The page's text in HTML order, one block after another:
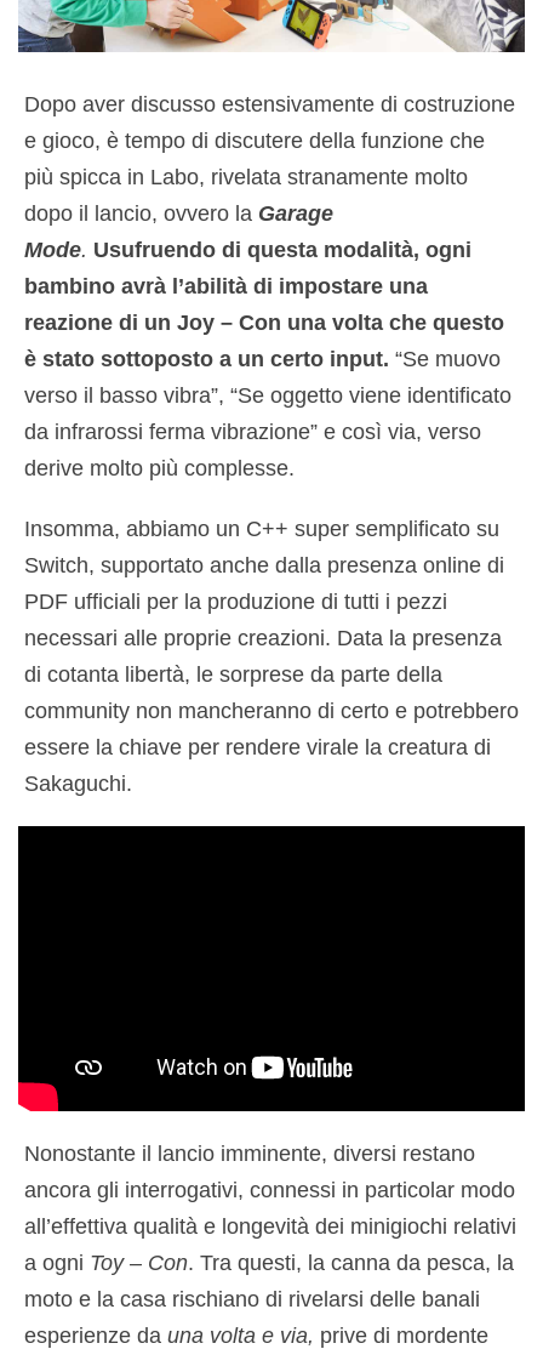
Dopo aver discusso estensivamente di costruzione
e gioco, è tempo di discutere della funzione che
più spicca in Labo, rivelata stranamente molto
dopo il lancio, ovvero la Garage
Mode. Usufruendo di questa modalità, ogni
bambino avrà l’abilità di impostare una
reazione di un Joy – Con una volta che questo
è stato sottoposto a un certo input. “Se muovo
verso il basso vibra”, “Se oggetto viene identificato
da infrarossi ferma vibrazione” e così via, verso
derive molto più complesse.
Insomma, abbiamo un C++ super semplificato su
Switch, supportato anche dalla presenza online di
PDF ufficiali per la produzione di tutti i pezzi
necessari alle proprie creazioni. Data la presenza
di cotanta libertà, le sorprese da parte della
community non mancheranno di certo e potrebbero
essere la chiave per rendere virale la creatura di
Sakaguchi.
Nonostante il lancio imminente, diversi restano
ancora gli interrogativi, connessi in particolar modo
all’effettiva qualità e longevità dei minigiochi relativi
a ogni Toy – Con. Tra questi, la canna da pesca, la
moto e la casa rischiano di rivelarsi delle banali
esperienze da una volta e via, prive di mordente